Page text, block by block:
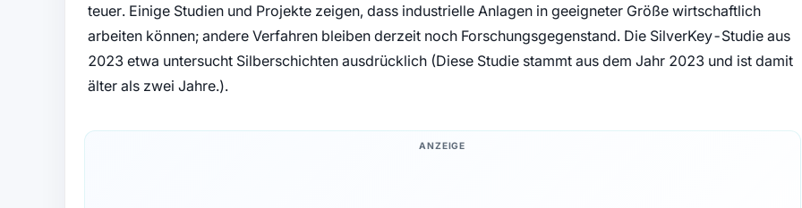
teuer. Einige Studien und Projekte zeigen, dass industrielle Anlagen in geeigneter Größe wirtschaftlich
arbeiten können; andere Verfahren bleiben derzeit noch Forschungsgegenstand. Die SilverKey-Studie aus
2023 etwa untersucht Silberschichten ausdrücklich (Diese Studie stammt aus dem Jahr 2023 und ist damit
älter als zwei Jahre.).
ANZEIGE